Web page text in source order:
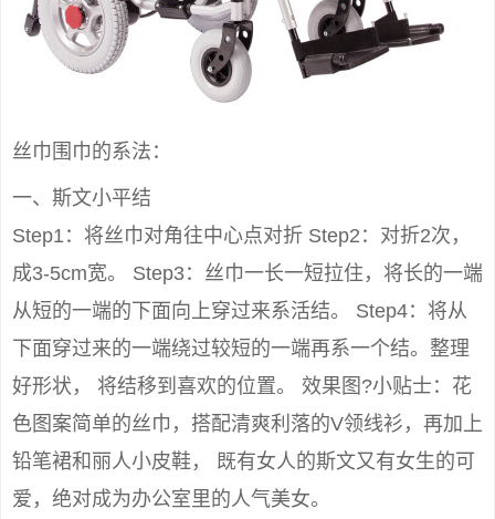
丝巾围巾的系法：
一、斯文小平结
Step1：将丝巾对角往中心点对折 Step2：对折2次，
成3-5cm宽。 Step3：丝巾一长一短拉住，将长的一端
从短的一端的下面向上穿过来系活结。 Step4：将从
下面穿过来的一端绕过较短的一端再系一个结。整理
好形状， 将结移到喜欢的位置。 效果图?小贴士：花
色图案简单的丝巾，搭配清爽利落的V领线衫，再加上
铅笔裙和丽人小皮鞋， 既有女人的斯文又有女生的可
爱，绝对成为办公室里的人气美女。